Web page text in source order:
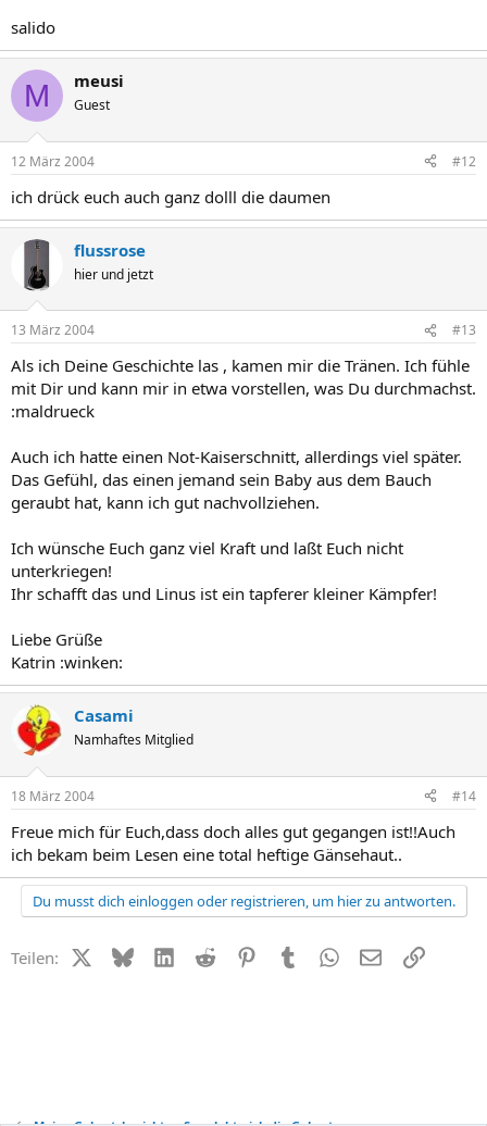
salido
M meusi
Guest
12 März 2004 #12
ich drück euch auch ganz dolll die daumen
flussrose
hier und jetzt
13 März 2004 #13
Als ich Deine Geschichte las , kamen mir die Tränen. Ich fühle
mit Dir und kann mir in etwa vorstellen, was Du durchmachst.
:maldrueck
Auch ich hatte einen Not-Kaiserschnitt, allerdings viel später.
Das Gefühl, das einen jemand sein Baby aus dem Bauch
geraubt hat, kann ich gut nachvollziehen.
Ich wünsche Euch ganz viel Kraft und laßt Euch nicht
unterkriegen!
Ihr schafft das und Linus ist ein tapferer kleiner Kämpfer!
Liebe Grüße
Katrin :winken:
Casami
Namhaftes Mitglied
18 März 2004 #14
Freue mich für Euch,dass doch alles gut gegangen ist!!Auch
ich bekam beim Lesen eine total heftige Gänsehaut..
Du musst dich einloggen oder registrieren, um hier zu antworten.
Teilen: X (Twitter)
BlueskyLinkedIn
Reddit PinterestTumblr WhatsApp
E-MailLink